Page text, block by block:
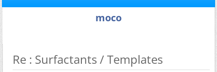
moco
Re : Surfactants / Templates